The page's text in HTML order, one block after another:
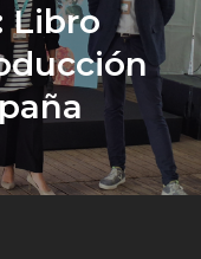
Libro